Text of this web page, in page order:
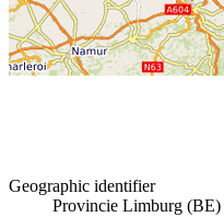
Geographic identifier
Provincie Limburg (BE)